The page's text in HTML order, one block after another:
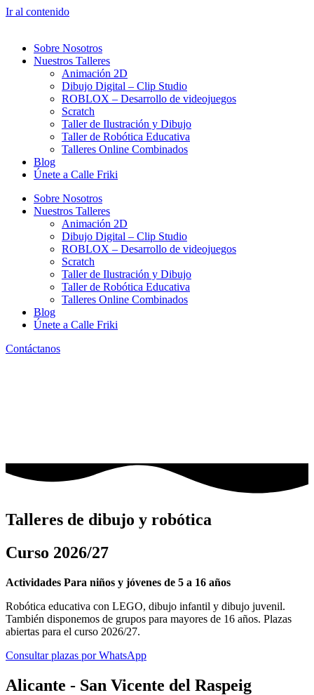
Ir al contenido
Sobre Nosotros
Nuestros Talleres
Animación 2D
Dibujo Digital – Clip Studio
ROBLOX – Desarrollo de videojuegos
Scratch
Taller de Ilustración y Dibujo
Taller de Robótica Educativa
Talleres Online Combinados
Blog
Únete a Calle Friki
Sobre Nosotros
Nuestros Talleres
Animación 2D
Dibujo Digital – Clip Studio
ROBLOX – Desarrollo de videojuegos
Scratch
Taller de Ilustración y Dibujo
Taller de Robótica Educativa
Talleres Online Combinados
Blog
Únete a Calle Friki
Contáctanos
Talleres de dibujo y robótica
Curso 2026/27
Actividades Para niños y jóvenes de 5 a 16 años
Robótica educativa con LEGO, dibujo infantil y dibujo juvenil.
También disponemos de grupos para mayores de 16 años. Plazas
abiertas para el curso 2026/27.
Consultar plazas por WhatsApp
Alicante - San Vicente del Raspeig